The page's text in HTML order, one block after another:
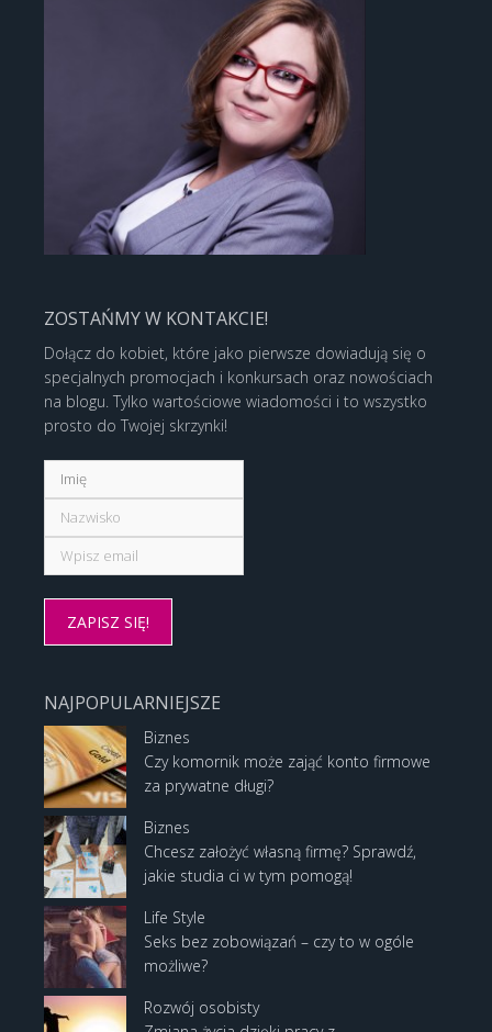
ZOSTAŃMY W KONTAKCIE!
Dołącz do kobiet, które jako pierwsze dowiadują się o
specjalnych promocjach i konkursach oraz nowościach
na blogu. Tylko wartościowe wiadomości i to wszystko
prosto do Twojej skrzynki!
NAJPOPULARNIEJSZE
Biznes
Czy komornik może zająć konto firmowe
za prywatne długi?
Biznes
Chcesz założyć własną firmę? Sprawdź,
jakie studia ci w tym pomogą!
Life Style
Seks bez zobowiązań – czy to w ogóle
możliwe?
Rozwój osobisty